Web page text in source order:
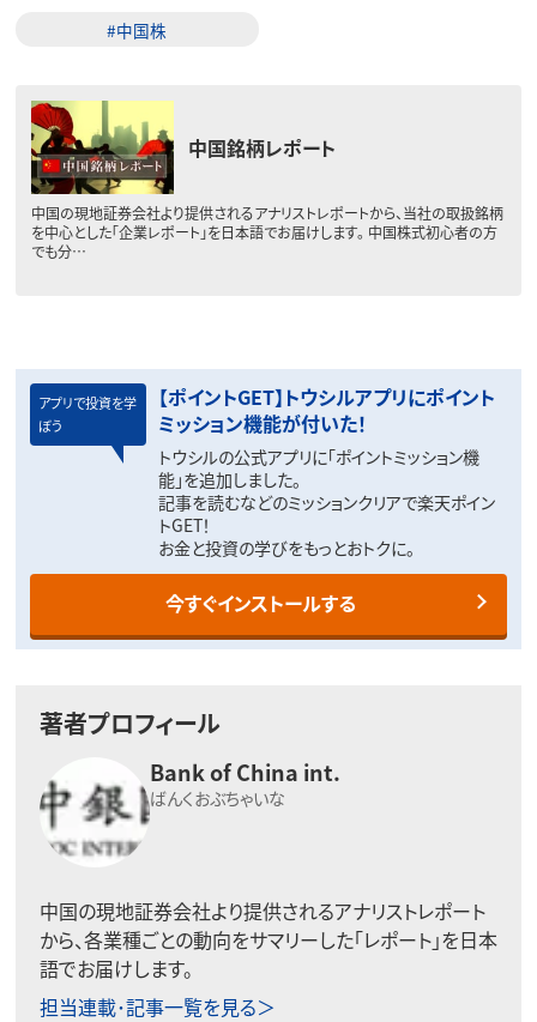
#中国株
中国銘柄レポート
中国の現地証券会社より提供されるアナリストレポートから、当社の取扱銘柄
を中心とした「企業レポート」を日本語でお届けします。 中国株式初心者の方
でも分…
アプリで投資を学
ぼう
【ポイントGET】トウシルアプリにポイント
ミッション機能が付いた！
トウシルの公式アプリに「ポイントミッション機
能」を追加しました。
記事を読むなどのミッションクリアで楽天ポイン
トGET！
お金と投資の学びをもっとおトクに。
今すぐインストールする
著者プロフィール
Bank of China int.
ばんくおぶちゃいな
中国の現地証券会社より提供されるアナリストレポート
から、各業種ごとの動向をサマリーした「レポート」を日本
語でお届けします。
担当連載･記事一覧を見る＞